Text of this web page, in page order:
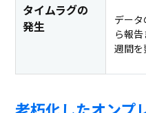
タイムラグの
発生
デー
ら報
週間を